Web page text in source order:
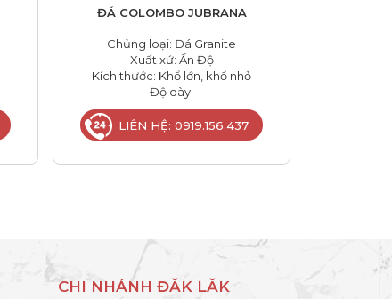
ĐÁ COLOMBO JUBRANA
Chủng loại: Đá Granite
Xuất xứ: Ấn Độ
Kích thước: Khổ lớn, khổ nhỏ
Độ dày:
LIÊN HỆ: 0919.156.437
CHI NHÁNH ĐĂK LĂK